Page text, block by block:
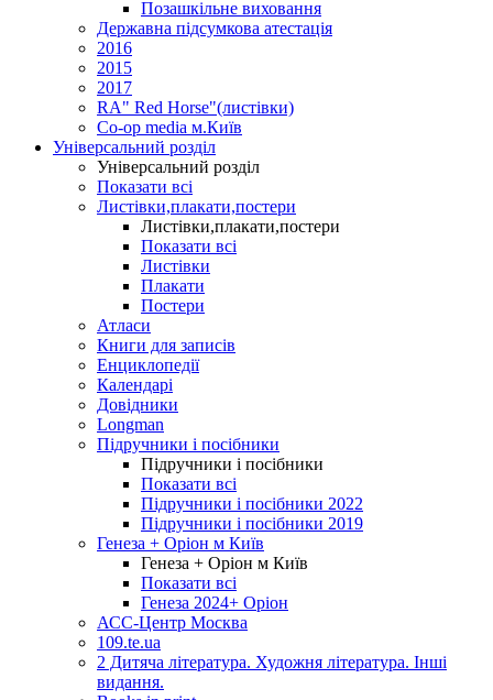
Позашкільне виховання
Державна підсумкова атестація
2016
2015
2017
RA" Red Horse"(листівки)
Co-op media м.Київ
Універсальний розділ
Універсальний розділ
Показати всі
Листівки,плакати,постери
Листівки,плакати,постери
Показати всі
Листівки
Плакати
Постери
Атласи
Книги для записів
Енциклопедії
Календарі
Довідники
Longman
Підручники і посібники
Підручники і посібники
Показати всі
Підручники і посібники 2022
Підручники і посібники 2019
Генеза + Оріон м Київ
Генеза + Оріон м Київ
Показати всі
Генеза 2024+ Оріон
АСС-Центр Москва
109.te.ua
2 Дитяча література. Художня література. Інші
видання.